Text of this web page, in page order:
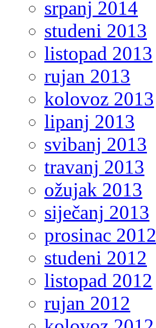
srpanj 2014
studeni 2013
listopad 2013
rujan 2013
kolovoz 2013
lipanj 2013
svibanj 2013
travanj 2013
ožujak 2013
siječanj 2013
prosinac 2012
studeni 2012
listopad 2012
rujan 2012